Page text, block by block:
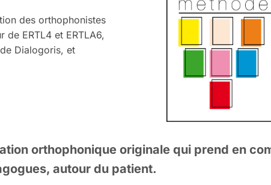
des orthophonistes
ERTL4 et ERTLA6,
Dialogoris, et
orthophonique originale qui prend en
autour du patient.